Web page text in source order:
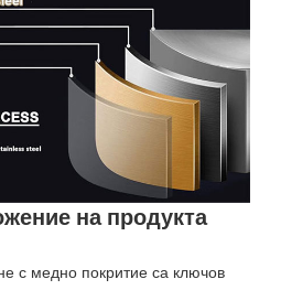
на продукта
с медно покритие са ключов